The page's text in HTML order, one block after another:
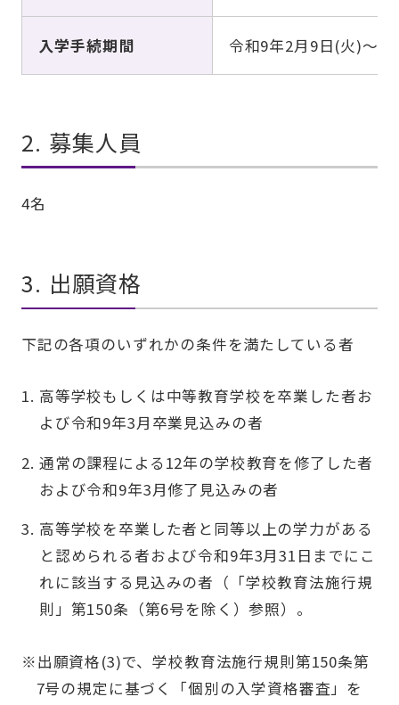
入学手続期間 令和9年2月9日(火)～
2. 募集人員
4名
3. 出願資格
下記の各項のいずれかの条件を満たしている者
高等学校もしくは中等教育学校を卒業した者お
よび令和9年3月卒業見込みの者
通常の課程による12年の学校教育を修了した者
および令和9年3月修了見込みの者
高等学校を卒業した者と同等以上の学力がある
と認められる者および令和9年3月31日までにこ
れに該当する見込みの者（「学校教育法施行規
則」第150条（第6号を除く）参照）。
※出願資格(3)で、学校教育法施行規則第150条第
7号の規定に基づく「個別の入学資格審査」を